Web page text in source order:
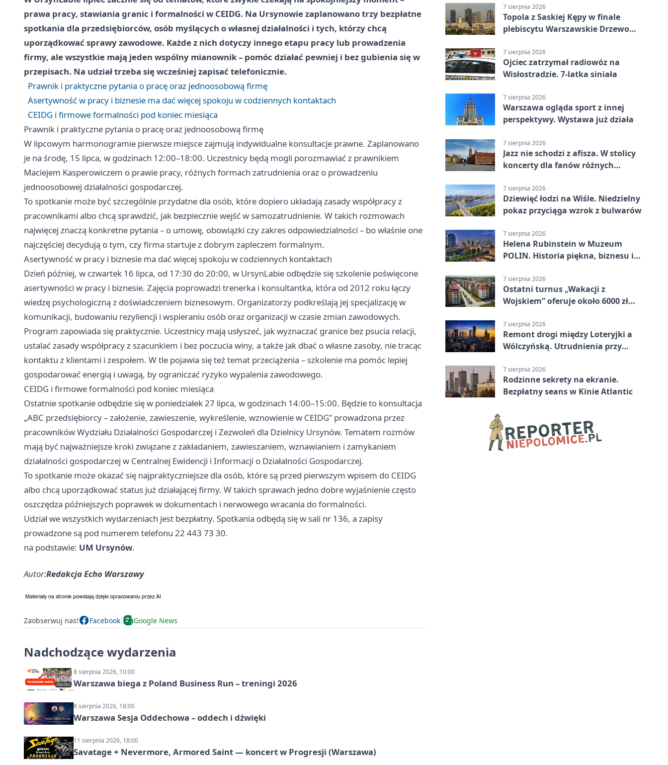
prawa pracy, stawiania granic i formalności w CEIDG. Na Ursynowie zaplanowano trzy bezpłatne
spotkania dla przedsiębiorców, osób myślących o własnej działalności i tych, którzy chcą
uporządkować sprawy zawodowe. Każde z nich dotyczy innego etapu pracy lub prowadzenia
firmy, ale wszystkie mają jeden wspólny mianownik – pomóc działać pewniej i bez gubienia się w
przepisach. Na udział trzeba się wcześniej zapisać telefonicznie.
Prawnik i praktyczne pytania o pracę oraz jednoosobową firmę
Asertywność w pracy i biznesie ma dać więcej spokoju w codziennych kontaktach
CEIDG i firmowe formalności pod koniec miesiąca
Prawnik i praktyczne pytania o pracę oraz jednoosobową firmę
W lipcowym harmonogramie pierwsze miejsce zajmują indywidualne konsultacje prawne. Zaplanowano
je na środę, 15 lipca, w godzinach 12:00–18:00. Uczestnicy będą mogli porozmawiać z prawnikiem
Maciejem Kasperowiczem o prawie pracy, różnych formach zatrudnienia oraz o prowadzeniu
jednoosobowej działalności gospodarczej.
To spotkanie może być szczególnie przydatne dla osób, które dopiero układają zasady współpracy z
pracownikami albo chcą sprawdzić, jak bezpiecznie wejść w samozatrudnienie. W takich rozmowach
najwięcej znaczą konkretne pytania – o umowę, obowiązki czy zakres odpowiedzialności – bo właśnie one
najczęściej decydują o tym, czy firma startuje z dobrym zapleczem formalnym.
Asertywność w pracy i biznesie ma dać więcej spokoju w codziennych kontaktach
Dzień później, w czwartek 16 lipca, od 17:30 do 20:00, w UrsynLabie odbędzie się szkolenie poświęcone
asertywności w pracy i biznesie. Zajęcia poprowadzi trenerka i konsultantka, która od 2012 roku łączy
wiedzę psychologiczną z doświadczeniem biznesowym. Organizatorzy podkreślają jej specjalizację w
komunikacji, budowaniu rezyliencji i wspieraniu osób oraz organizacji w czasie zmian zawodowych.
Program zapowiada się praktycznie. Uczestnicy mają usłyszeć, jak wyznaczać granice bez psucia relacji,
ustalać zasady współpracy z szacunkiem i bez poczucia winy, a także jak dbać o własne zasoby, nie tracąc
kontaktu z klientami i zespołem. W tle pojawia się też temat przeciążenia – szkolenie ma pomóc lepiej
gospodarować energią i uwagą, by ograniczać ryzyko wypalenia zawodowego.
CEIDG i firmowe formalności pod koniec miesiąca
Ostatnie spotkanie odbędzie się w poniedziałek 27 lipca, w godzinach 14:00–15:00. Będzie to konsultacja
„ABC przedsiębiorcy – założenie, zawieszenie, wykreślenie, wznowienie w CEIDG” prowadzona przez
pracowników Wydziału Działalności Gospodarczej i Zezwoleń dla Dzielnicy Ursynów. Tematem rozmów
mają być najważniejsze kroki związane z zakładaniem, zawieszaniem, wznawianiem i zamykaniem
działalności gospodarczej w Centralnej Ewidencji i Informacji o Działalności Gospodarczej.
To spotkanie może okazać się najpraktyczniejsze dla osób, które są przed pierwszym wpisem do CEIDG
albo chcą uporządkować status już działającej firmy. W takich sprawach jedno dobre wyjaśnienie często
oszczędza późniejszych poprawek w dokumentach i nerwowego wracania do formalności.
Udział we wszystkich wydarzeniach jest bezpłatny. Spotkania odbędą się w sali nr 136, a zapisy
prowadzone są pod numerem telefonu 22 443 73 30.
na podstawie: UM Ursynów.
Autor:Redakcja Echo Warszawy
Zaobserwuj nas! Facebook Google News
Nadchodzące wydarzenia
8 sierpnia 2026, 10:00
Warszawa biega z Poland Business Run – treningi 2026
8 sierpnia 2026, 18:00
Warszawa Sesja Oddechowa – oddech i dźwięki
11 sierpnia 2026, 18:00
Savatage + Nevermore, Armored Saint — koncert w Progresji (Warszawa)
7 sierpnia 2026
Topola z Saskiej Kępy w finale
plebiscytu Warszawskie Drzewo
7 sierpnia 2026
Ojciec zatrzymał radiowóz na
Wisłostradzie. 7-latka siniała
7 sierpnia 2026
Warszawa ogląda sport z innej
perspektywy. Wystawa już działa
7 sierpnia 2026
Jazz nie schodzi z afisza. W stolicy
koncerty dla fanów różnych
7 sierpnia 2026
Dziewięć łodzi na Wiśle. Niedzielny
pokaz przyciąga wzrok z bulwarów
7 sierpnia 2026
Helena Rubinstein w Muzeum
POLIN. Historia piękna, biznesu i
7 sierpnia 2026
Ostatni turnus „Wakacji z
Wojskiem” oferuje około 6000 zł
7 sierpnia 2026
Remont drogi między Loteryjki a
Wólczyńską. Utrudnienia przy
7 sierpnia 2026
Rodzinne sekrety na ekranie.
Bezpłatny seans w Kinie Atlantic